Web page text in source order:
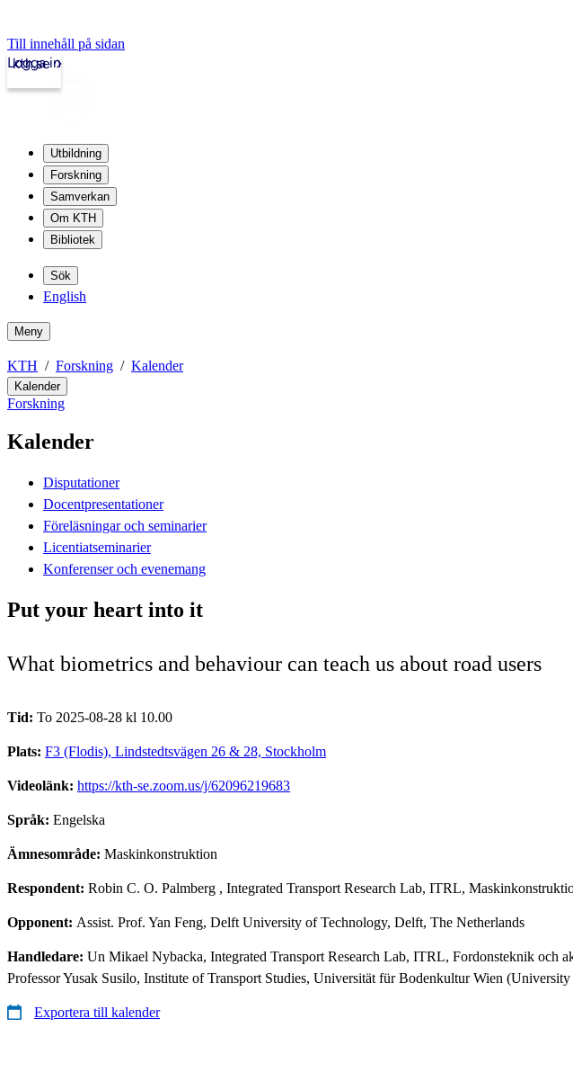
Till innehåll på sidan
kth.se
Logga in
Utbildning
Forskning
Samverkan
Om KTH
Bibliotek
Sök
English
Meny
KTH Forskning Kalender
Kalender
Forskning
Kalender
Disputationer
Docentpresentationer
Föreläsningar och seminarier
Licentiatseminarier
Konferenser och evenemang
Put your heart into it
What biometrics and behaviour can teach us about road users
Tid: To 2025-08-28 kl 10.00
Plats: F3 (Flodis), Lindstedtsvägen 26 & 28, Stockholm
Videolänk: https://kth-se.zoom.us/j/62096219683
Språk: Engelska
Ämnesområde: Maskinkonstruktion
Respondent: Robin C. O. Palmberg , Integrated Transport Research Lab, ITRL,
Opponent: Assist. Prof. Yan Feng, Delft University of Technology, Delft, The Netherlands
Handledare: Un Mikael Nybacka, Integrated Transport Research Lab, ITRL, Fordonsteknik
Professor Yusak Susilo, Institute of Transport Studies, Universität für Bodenkultur Wien
Exportera till kalender